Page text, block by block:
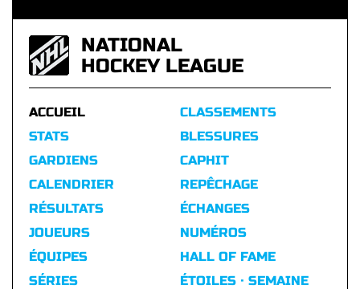
NATIONAL
HOCKEY LEAGUE
ACCUEIL
STATS
GARDIENS
CALENDRIER
RÉSULTATS
CLASSEMENTS
BLESSURES
CAPHIT
REPÊCHAGE
ÉCHANGES
JOUEURS
ÉQUIPES
SÉRIES
NUMÉROS
HALL OF FAME
ÉTOILES · SEMAINE